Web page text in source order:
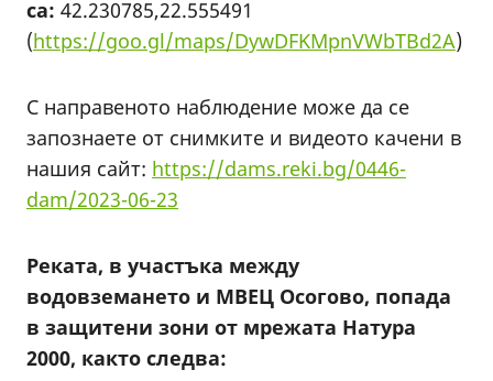
са: 42.230785,22.555491
(https://goo.gl/maps/DywDFKMpnVWbTBd2A)
С направеното наблюдение може да се
запознаете от снимките и видеото качени в
нашия сайт: https://dams.reki.bg/0446-
dam/2023-06-23
Реката, в участъка между
водовземането и МВЕЦ Осогово, попада
в защитени зони от мрежата Натура
2000, както следва: